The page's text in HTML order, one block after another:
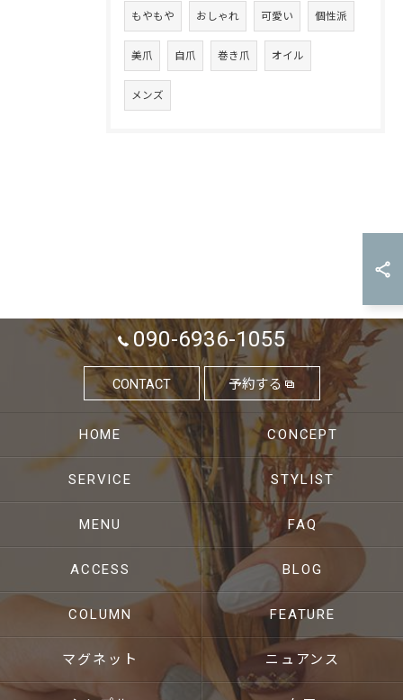
もやもや おしゃれ 可愛い 個性派
美爪 自爪 巻き爪 オイル
メンズ
090-6936-1055
CONTACT 予約する
HOME CONCEPT
SERVICE STYLIST
MENU FAQ
ACCESS BLOG
COLUMN FEATURE
マグネット ニュアンス